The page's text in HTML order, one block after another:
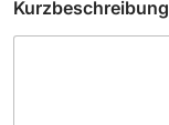
Kurzbeschreibung